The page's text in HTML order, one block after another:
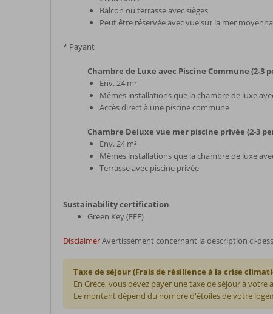
Balcon ou terrasse avec sièges
Peut être réservée avec vue sur la mer
* Payant
Chambre de Luxe avec Piscine Commune (2-3
Env. 24 m²
Mêmes installations que la chambre de luxe
Accès direct à une piscine commune
Chambre Deluxe vue mer piscine privée (2-3
Env. 24 m²
Mêmes installations que la chambre de luxe
Terrasse avec piscine privée
Sustainability certification
Green Key (FEE)
DisclaimerAvertissement concernant la description ci-
Taxe de séjour (Frais de résilience à la crise
En Grèce, vous devez payer une taxe de séjour à
Le montant dépend du nombre d'étoiles de votre